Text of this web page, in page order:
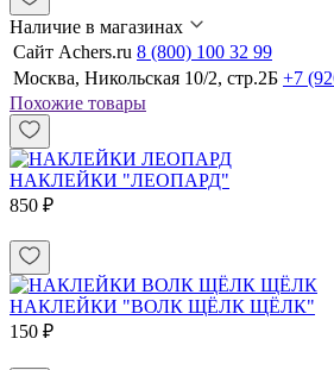
Наличие в магазинах
Сайт Achers.ru 8 (800) 100 32 99
Москва, Никольская 10/2, стр.2Б +7
Похожие товары
НАКЛЕЙКИ "ЛЕОПАРД"
850 ₽
НАКЛЕЙКИ "ВОЛК ЩЁЛК ЩЁЛК"
150 ₽